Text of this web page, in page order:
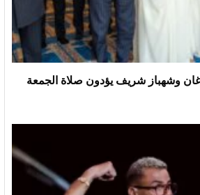
وشهباز شريف يؤدون صلاة الجمعة